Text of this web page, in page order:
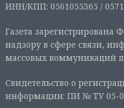
ИНН/КПП: 0561055365 /
Газета зарегистрирована
надзору в сфере связи,
массовых коммуникаций
Свидетельство о
информации: ПИ № ТУ 05-